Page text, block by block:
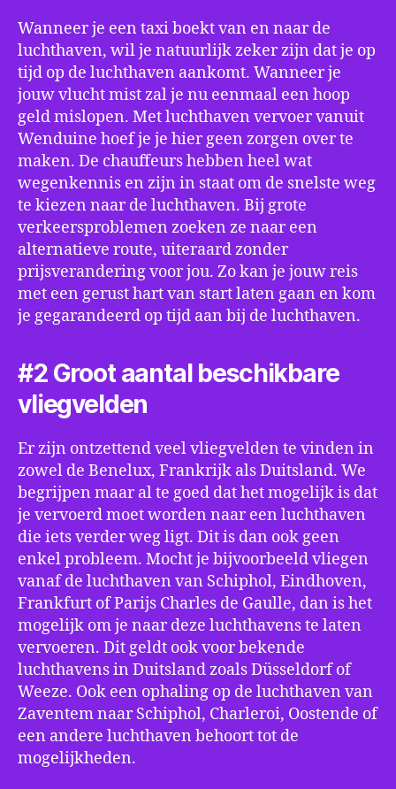
Wanneer je een taxi boekt van en naar de
luchthaven, wil je natuurlijk zeker zijn dat je op
tijd op de luchthaven aankomt. Wanneer je
jouw vlucht mist zal je nu eenmaal een hoop
geld mislopen. Met luchthaven vervoer vanuit
Wenduine hoef je je hier geen zorgen over te
maken. De chauffeurs hebben heel wat
wegenkennis en zijn in staat om de snelste weg
te kiezen naar de luchthaven. Bij grote
verkeersproblemen zoeken ze naar een
alternatieve route, uiteraard zonder
prijsverandering voor jou. Zo kan je jouw reis
met een gerust hart van start laten gaan en kom
je gegarandeerd op tijd aan bij de luchthaven.
#2 Groot aantal beschikbare
vliegvelden
Er zijn ontzettend veel vliegvelden te vinden in
zowel de Benelux, Frankrijk als Duitsland. We
begrijpen maar al te goed dat het mogelijk is dat
je vervoerd moet worden naar een luchthaven
die iets verder weg ligt. Dit is dan ook geen
enkel probleem. Mocht je bijvoorbeeld vliegen
vanaf de luchthaven van Schiphol, Eindhoven,
Frankfurt of Parijs Charles de Gaulle, dan is het
mogelijk om je naar deze luchthavens te laten
vervoeren. Dit geldt ook voor bekende
luchthavens in Duitsland zoals Düsseldorf of
Weeze. Ook een ophaling op de luchthaven van
Zaventem naar Schiphol, Charleroi, Oostende of
een andere luchthaven behoort tot de
mogelijkheden.